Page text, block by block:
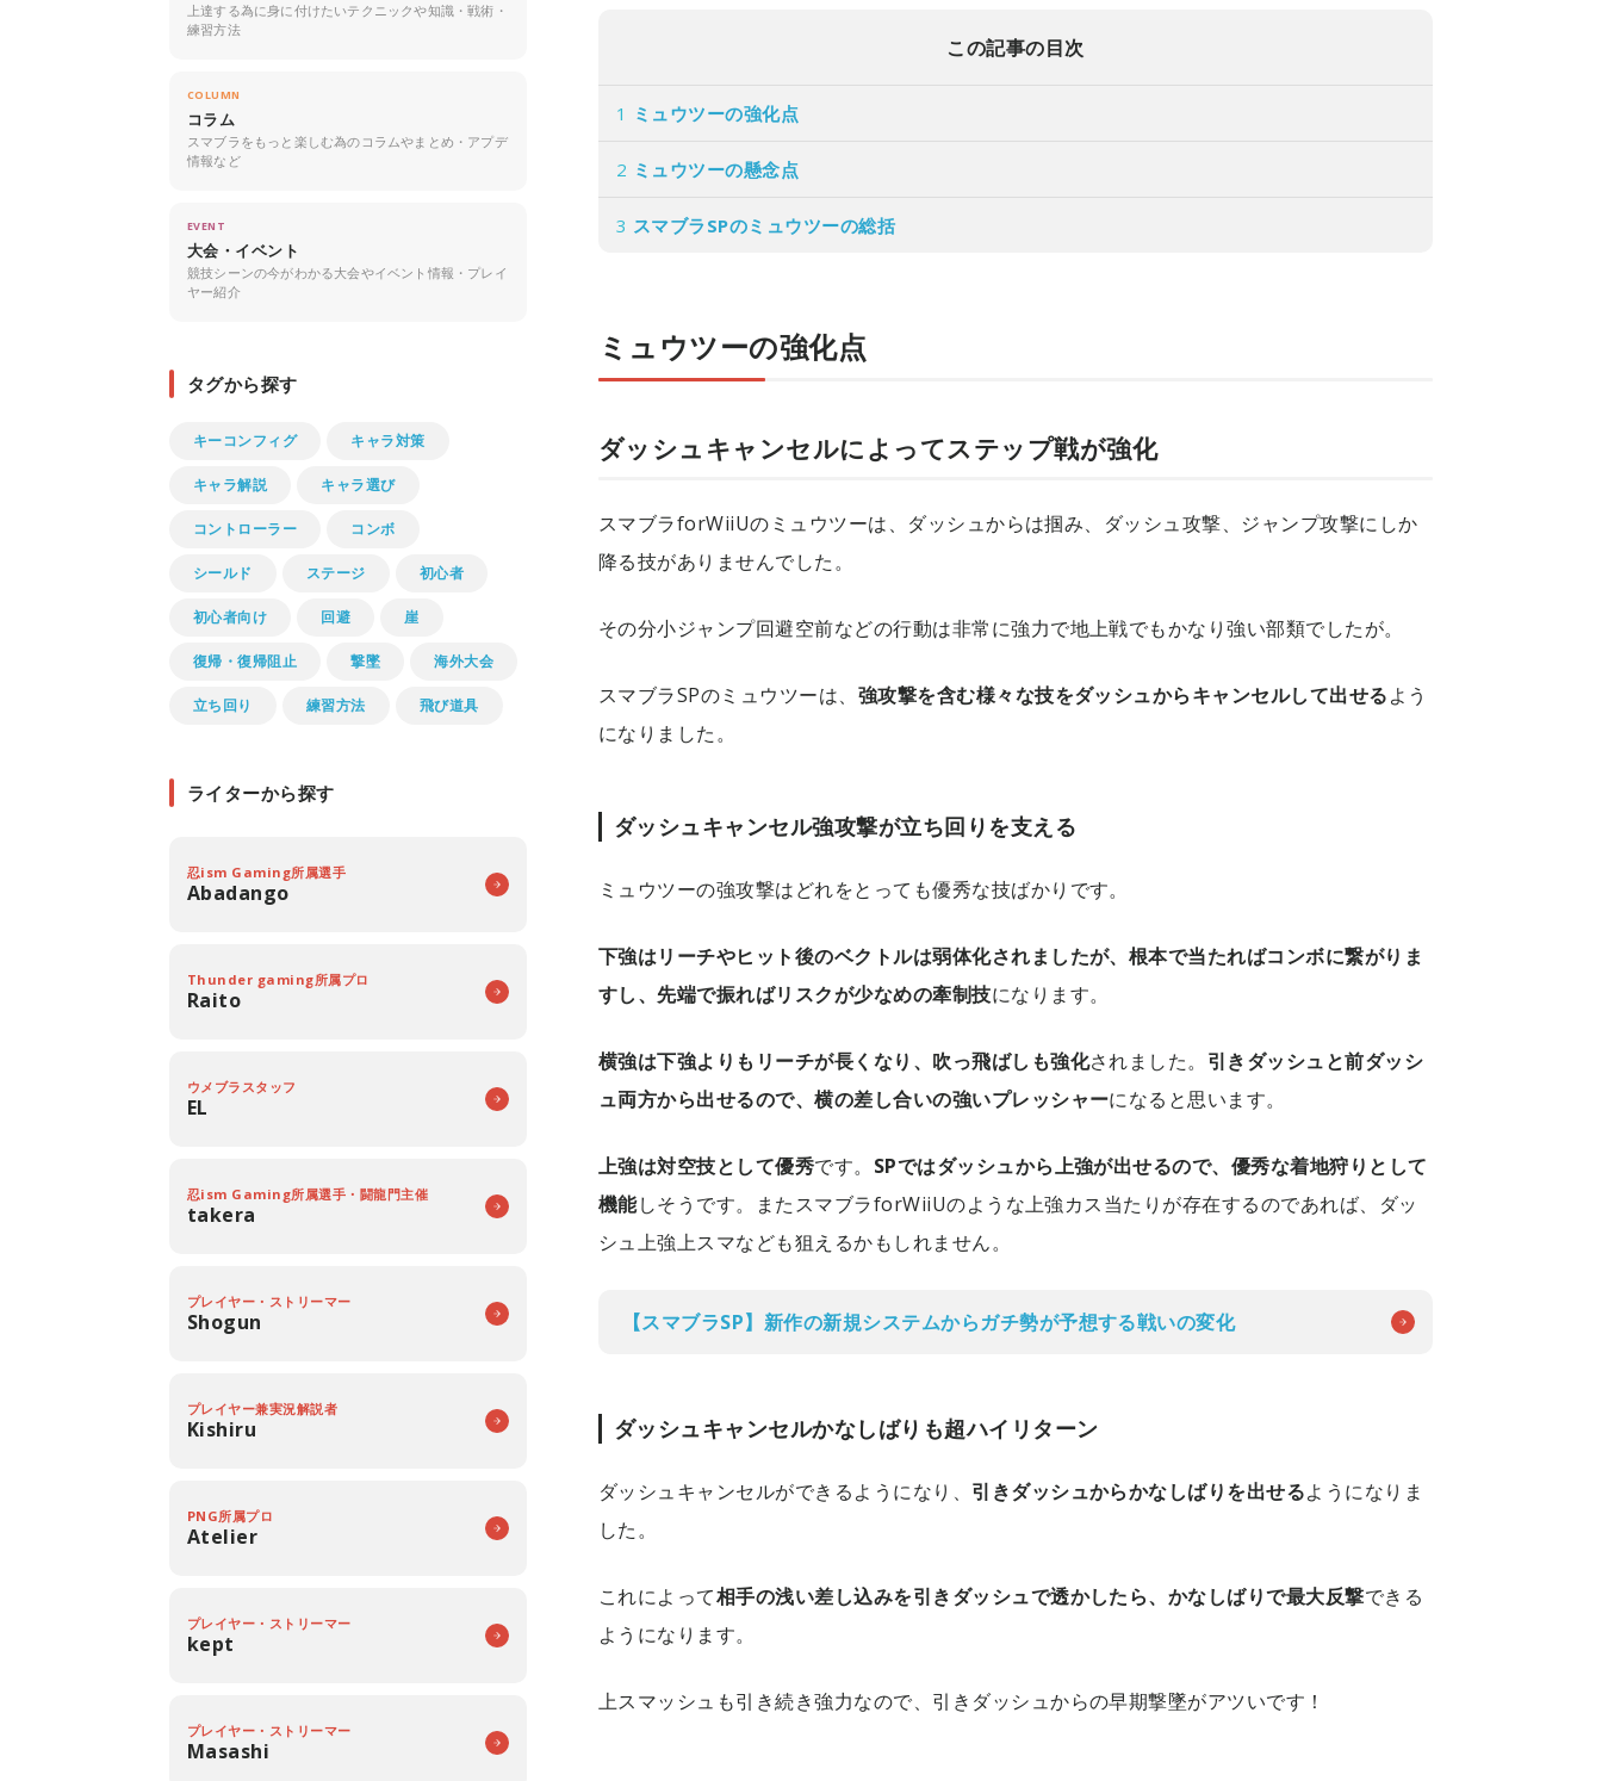
この記事の目次
1 ミュウツーの強化点
2 ミュウツーの懸念点
3 スマブラSPのミュウツーの総括
ミュウツーの強化点
ダッシュキャンセルによってステップ戦が強化
スマブラforWiiUのミュウツーは、ダッシュからは掴み、ダッシュ攻撃、ジャンプ攻撃にしか
降る技がありませんでした。
その分小ジャンプ回避空前などの行動は非常に強力で地上戦でもかなり強い部類でしたが。
スマブラSPのミュウツーは、 強攻撃を含む様々な技をダッシュからキャンセルして出せるよう
になりました。
ダッシュキャンセル強攻撃が立ち回りを支える
ミュウツーの強攻撃はどれをとっても優秀な技ばかりです。
下強はリーチやヒット後のベクトルは弱体化されましたが、根本で当たればコンボに繋がりま
すし、先端で振ればリスクが少なめの牽制技になります。
横強は下強よりもリーチが長くなり、吹っ飛ばしも強化されました。 引きダッシュと前ダッシ
ュ両方から出せるので、横の差し合いの強いプレッシャーになると思います。
上強は対空技として優秀です。 SPではダッシュから上強が出せるので、優秀な着地狩りとして
機能しそうです。またスマブラforWiiUのような上強カス当たりが存在するのであれば、ダッ
シュ上強上スマなども狙えるかもしれません。
【スマブラSP】新作の新規システムからガチ勢が予想する戦いの変化
ダッシュキャンセルかなしばりも超ハイリターン
ダッシュキャンセルができるようになり、 引きダッシュからかなしばりを出せるようになりま
した。
これによって相手の浅い差し込みを引きダッシュで透かしたら、かなしばりで最大反撃できる
ようになります。
上スマッシュも引き続き強力なので、引きダッシュからの早期撃墜がアツいです！
上達する為に身に付けたいテクニックや知識・戦術・
練習方法
COLUMN
コラム
スマブラをもっと楽しむ為のコラムやまとめ・アプデ
情報など
EVENT
大会・イベント
競技シーンの今がわかる大会やイベント情報・プレイ
ヤー紹介
タグから探す
キーコンフィグ キャラ対策
キャラ解説 キャラ選び
コントローラー コンボ
シールド ステージ 初心者
初心者向け 回避 崖
復帰・復帰阻止 撃墜 海外大会
立ち回り 練習方法 飛び道具
ライターから探す
忍ism Gaming所属選手
Abadango
Thunder gaming所属プロ
Raito
ウメブラスタッフ
EL
忍ism Gaming所属選手・闘龍門主催
takera
プレイヤー・ストリーマー
Shogun
プレイヤー兼実況解説者
Kishiru
PNG所属プロ
Atelier
プレイヤー・ストリーマー
kept
プレイヤー・ストリーマー
Masashi